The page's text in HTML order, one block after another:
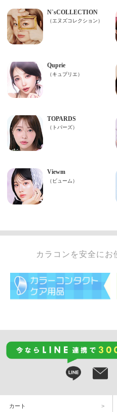
カラコンを安全にお
カート